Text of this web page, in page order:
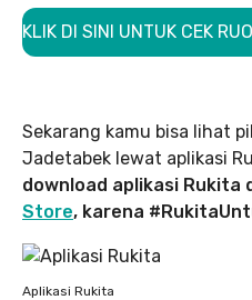
KLIK DI SINI UNTUK CEK
Sekarang kamu bisa lihat
Jadetabek lewat aplikasi
download aplikasi Rukita
Store, karena
Aplikasi Rukita